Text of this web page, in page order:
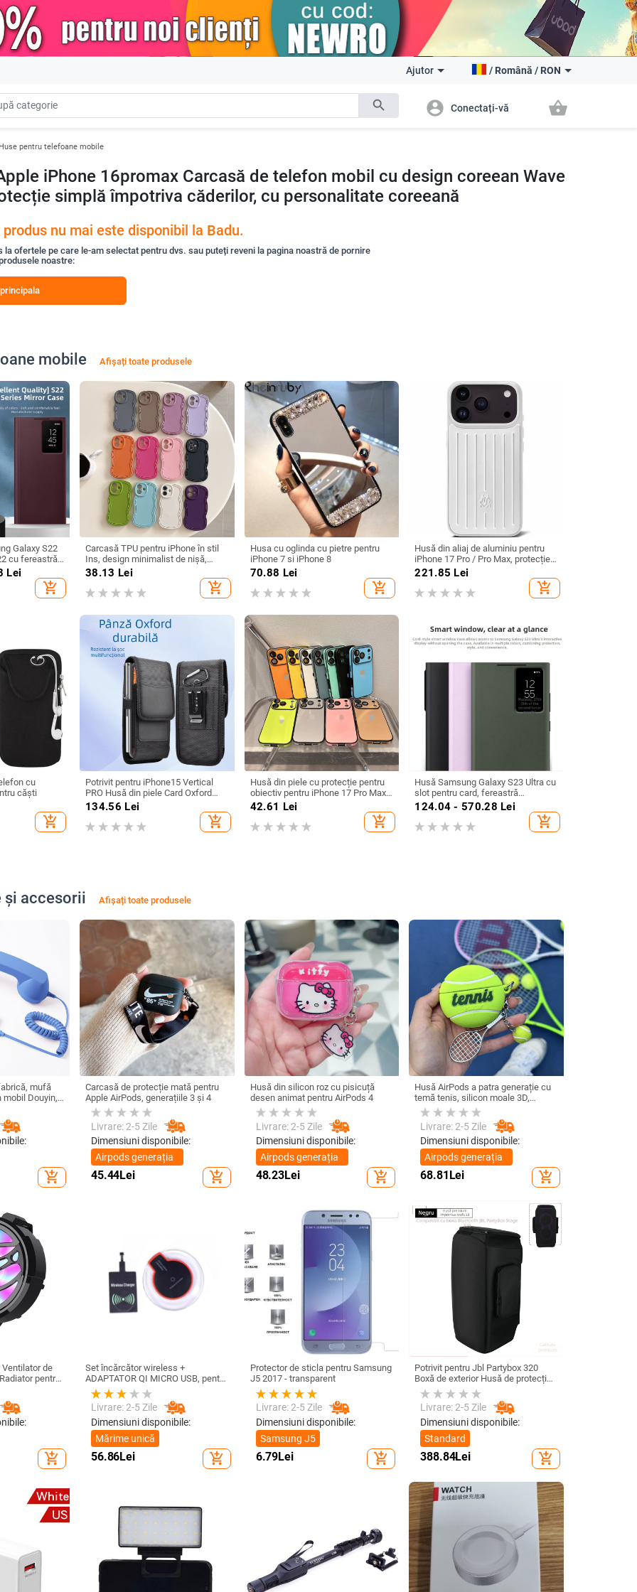
search
Ajutor / Română / RON
account_circle Conectați-vă shopping_basket
Huse pentru telefoane mobile
iPhone 16promax Carcasă de telefon mobil cu design coreean Wave
simplă împotriva căderilor, cu personalitate coreeană
nu mai este disponibil la Badu.
la ofertele pe care le-am selectat pentru dvs. sau puteți reveni la pagina noastră de pornire
noastre:
mobile Afișați toate produsele
Galaxy S22
cu fereastră
de somn,
Lei
add_shopping_cart
Carcasă TPU pentru iPhone în stil
Ins, design minimalist de nișă,
husă moale cu margine ondulată,
protecție anti-cădere, anti-
amprentă, finisaj mat
38.13 Lei
add_shopping_cart
Husa cu oglinda cu pietre pentru
iPhone 7 si iPhone 8
70.88 Lei
add_shopping_cart
Husă din aliaj de aluminiu pentru
iPhone 17 Pro / Pro Max, protecție
anti-cădere, închidere magnetică,
turnare prin injecție, posibilitate de
personalizare
221.85 Lei
add_shopping_cart
cu
căști
add_shopping_cart
Potrivit pentru iPhone15 Vertical
PRO Husă din piele Card Oxford
Material nailon Curea telefon mobil
134.56 Lei
add_shopping_cart
Husă din piele cu protecție pentru
obiectiv pentru iPhone 17 Pro Max
— husă durabilă, protecție antișoc
42.61 Lei
add_shopping_cart
Husă Samsung Galaxy S23 Ultra cu
slot pentru card, fereastră
inteligentă, protecție completă –
124.04 - 570.28 Lei
add_shopping_cart
și accesorii Afișați toate produsele
mufă
mobil Douyin,
mobil,
C, căști cu
add_shopping_cart
Carcasă de protecție mată pentru
Apple AirPods, generațiile 3 și 4
Livrare: 2-5 Zile
Dimensiuni disponibile:
Airpods generația
1/2
45.44Lei add_shopping_cart
Husă din silicon roz cu pisicuță
desen animat pentru AirPods 4
Livrare: 2-5 Zile
Dimensiuni disponibile:
Airpods generația
1/2
48.23Lei add_shopping_cart
Husă AirPods a patra generație cu
temă tenis, silicon moale 3D,
compatibilă cu AirPods 3 și Pro 2
Livrare: 2-5 Zile
Dimensiuni disponibile:
Airpods generația
1/2
68.81 Lei add_shopping_cart
Ventilator de
pentru
add_shopping_cart
Set încărcător wireless +
ADAPTATOR QI MICRO USB, pentru
telefon + receptor wireless Qi cu
micro USB-culoare neagră
Livrare: 2-5 Zile
Dimensiuni disponibile:
Mărime unică
56.86Lei add_shopping_cart
Protector de sticla pentru Samsung
J5 2017 - transparent
Livrare: 2-5 Zile
Dimensiuni disponibile:
Samsung J5
6.79Lei add_shopping_cart
Potrivit pentru Jbl Partybox 320
Boxă de exterior Husă de protecție
Stage 320 Audio Trolley Carcasă
anti-praf Husă
Livrare: 2-5 Zile
Dimensiuni disponibile:
Standard
388.84Lei add_shopping_cart